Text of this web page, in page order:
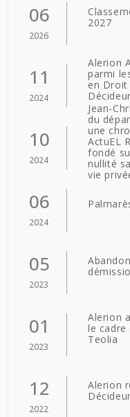
06
2026
2027
11
2024
Alerion
parmi
en Droit
10
2024
Jean-
du
une
ActuEL
fondé
nullité
vie
06
2024
05
2023
01
2023
Alerion
le cadre
Teolia
12
2022
Alerion